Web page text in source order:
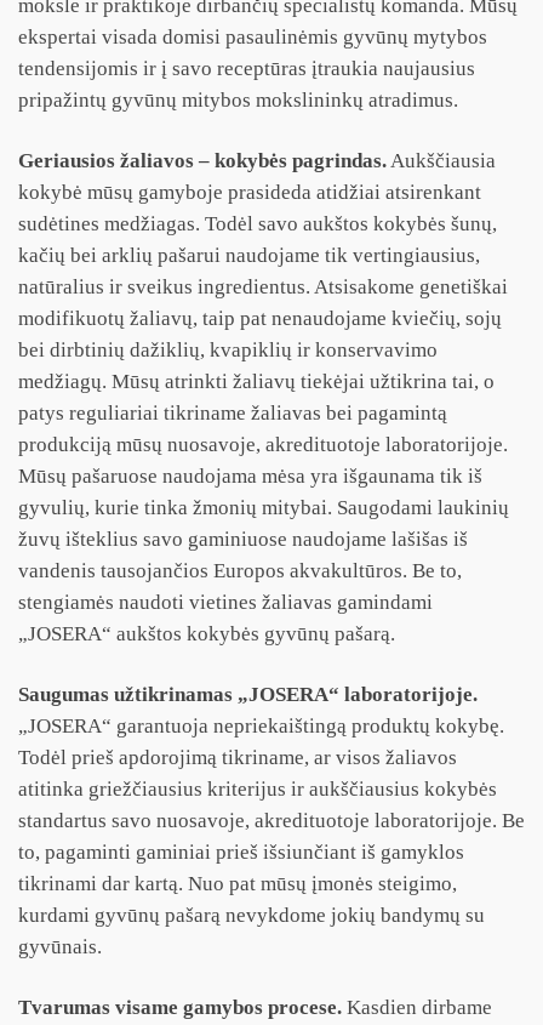
moksle ir praktikoje dirbančių specialistų komanda. Mūsų
ekspertai visada domisi pasaulinėmis gyvūnų mytybos
tendensijomis ir į savo receptūras įtraukia naujausius
pripažintų gyvūnų mitybos mokslininkų atradimus.
Geriausios žaliavos – kokybės pagrindas. Aukščiausia
kokybė mūsų gamyboje prasideda atidžiai atsirenkant
sudėtines medžiagas. Todėl savo aukštos kokybės šunų,
kačių bei arklių pašarui naudojame tik vertingiausius,
natūralius ir sveikus ingredientus. Atsisakome genetiškai
modifikuotų žaliavų, taip pat nenaudojame kviečių, sojų
bei dirbtinių dažiklių, kvapiklių ir konservavimo
medžiagų. Mūsų atrinkti žaliavų tiekėjai užtikrina tai, o
patys reguliariai tikriname žaliavas bei pagamintą
produkciją mūsų nuosavoje, akredituotoje laboratorijoje.
Mūsų pašaruose naudojama mėsa yra išgaunama tik iš
gyvulių, kurie tinka žmonių mitybai. Saugodami laukinių
žuvų išteklius savo gaminiuose naudojame lašišas iš
vandenis tausojančios Europos akvakultūros. Be to,
stengiamės naudoti vietines žaliavas gamindami
„JOSERA“ aukštos kokybės gyvūnų pašarą.
Saugumas užtikrinamas „JOSERA“ laboratorijoje.
„JOSERA“ garantuoja nepriekaištingą produktų kokybę.
Todėl prieš apdorojimą tikriname, ar visos žaliavos
atitinka griežčiausius kriterijus ir aukščiausius kokybės
standartus savo nuosavoje, akredituotoje laboratorijoje. Be
to, pagaminti gaminiai prieš išsiunčiant iš gamyklos
tikrinami dar kartą. Nuo pat mūsų įmonės steigimo,
kurdami gyvūnų pašarą nevykdome jokių bandymų su
gyvūnais.
Tvarumas visame gamybos procese. Kasdien dirbame